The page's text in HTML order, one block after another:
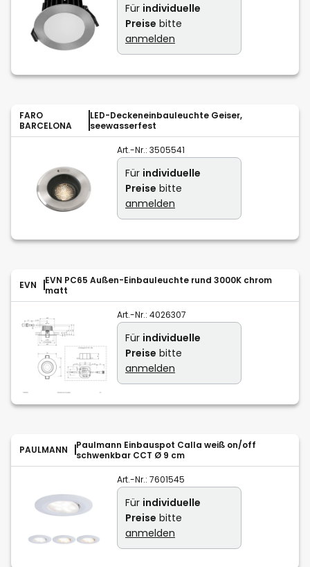
Für individuelle
Preise bitte
anmelden
FARO
BARCELONA
LED-Deckeneinbauleuchte Geiser,
seewasserfest
Art.-Nr.: 3505541
Für individuelle
Preise bitte
anmelden
EVN
EVN PC65 Außen-Einbauleuchte rund 3000K chrom
matt
Art.-Nr.: 4026307
Für individuelle
Preise bitte
anmelden
PAULMANN
Paulmann Einbauspot Calla weiß on/off
schwenkbar CCT Ø 9 cm
Art.-Nr.: 7601545
Für individuelle
Preise bitte
anmelden